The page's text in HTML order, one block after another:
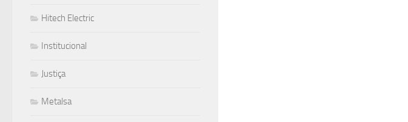
Hitech Electric
Institucional
Justiça
Metalsa